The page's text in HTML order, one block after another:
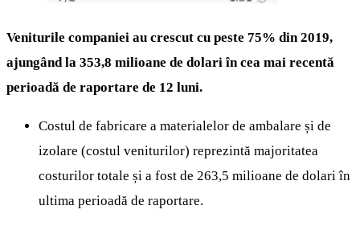
Veniturile companiei au crescut cu peste 75% din 2019,
ajungând la 353,8 milioane de dolari în cea mai recentă
perioadă de raportare de 12 luni.
Costul de fabricare a materialelor de ambalare și de
izolare (costul veniturilor) reprezintă majoritatea
costurilor totale și a fost de 263,5 milioane de dolari în
ultima perioadă de raportare.